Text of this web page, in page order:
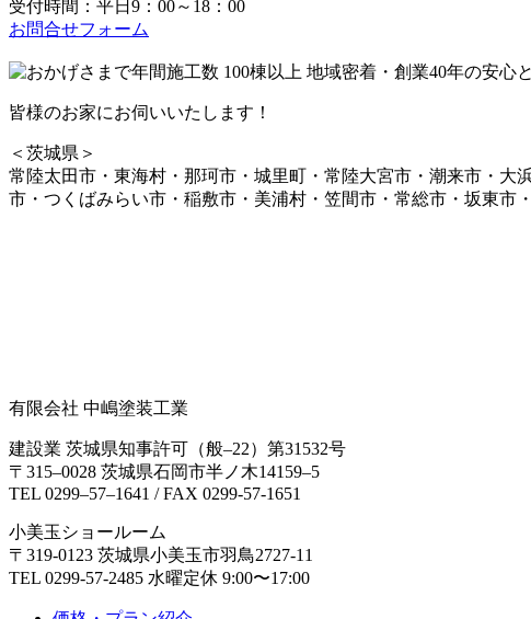
受付時間：平日9：00～18：00
お問合せフォーム
皆様のお家にお伺いいたします！
＜茨城県＞
常陸太田市・東海村・那珂市・城里町・常陸大宮市・潮来市・
市・つくばみらい市・稲敷市・美浦村・笠間市・常総市・坂東
有限会社 中嶋塗装工業
建設業 茨城県知事許可（般‒22）第31532号
〒315‒0028 茨城県石岡市半ノ木14159‒5
TEL 0299‒57‒1641 / FAX 0299-57-1651
小美玉ショールーム
〒319-0123 茨城県小美玉市羽鳥2727-11
TEL 0299-57-2485 水曜定休 9:00〜17:00